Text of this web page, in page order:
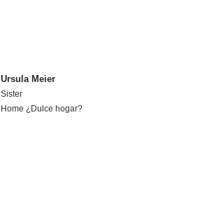
Ursula Meier
Sister
Home ¿Dulce hogar?